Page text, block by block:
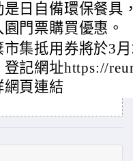
日自備環保餐具
門票購買優惠。
集抵用券將於3
登記網址https://
網頁連結